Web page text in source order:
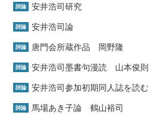
詩論 安井浩司研究
詩論 安井浩司論
詩論 唐門会所蔵作品 岡野隆
詩論 安井浩司墨書句漫読 山本俊則
詩論 安井浩司参加初期同人誌を読
詩論 馬場あき子論 鶴山裕司